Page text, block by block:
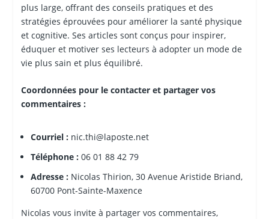
plus large, offrant des conseils pratiques et des
stratégies éprouvées pour améliorer la santé physique
et cognitive. Ses articles sont conçus pour inspirer,
éduquer et motiver ses lecteurs à adopter un mode de
vie plus sain et plus équilibré.
Coordonnées pour le contacter et partager vos
commentaires :
Courriel :nic.thi@laposte.net
Téléphone :06 01 88 42 79
Adresse :Nicolas Thirion, 30 Avenue Aristide Briand,
60700 Pont-Sainte-Maxence
Nicolas vous invite à partager vos commentaires,